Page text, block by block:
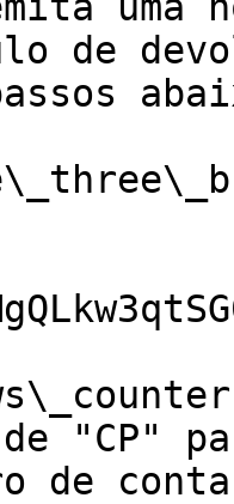
de
de "CP"
de